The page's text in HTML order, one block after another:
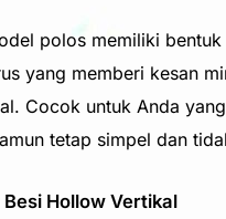
polos memiliki
yang memberi kesan
Cocok untuk Anda
tetap simpel dan
Besi Hollow Vertikal